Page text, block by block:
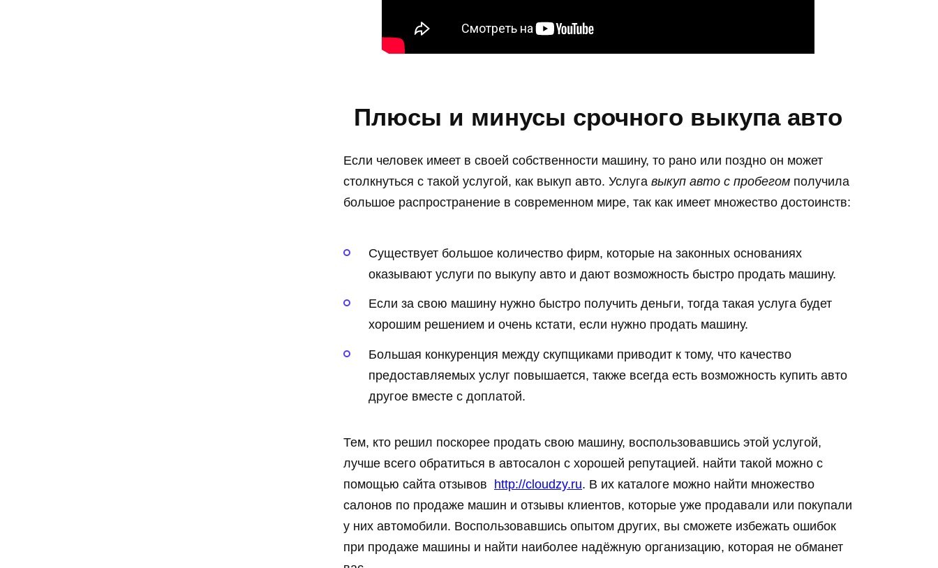
Плюсы и минусы срочного выкупа авто
Если человек имеет в своей собственности машину, то рано или поздно он может
столкнуться с такой услугой, как выкуп авто. Услуга выкуп авто с пробегом получила
большое распространение в современном мире, так как имеет множество достоинств:
Существует большое количество фирм, которые на законных основаниях
оказывают услуги по выкупу авто и дают возможность быстро продать машину.
Если за свою машину нужно быстро получить деньги, тогда такая услуга будет
хорошим решением и очень кстати, если нужно продать машину.
Большая конкуренция между скупщиками приводит к тому, что качество
предоставляемых услуг повышается, также всегда есть возможность купить авто
другое вместе с доплатой.
Тем, кто решил поскорее продать свою машину, воспользовавшись этой услугой,
лучше всего обратиться в автосалон с хорошей репутацией. найти такой можно с
помощью сайта отзывов
http://cloudzy.ru. В их каталоге можно найти множество
салонов по продаже машин и отзывы клиентов, которые уже продавали или покупали
у них автомобили. Воспользовавшись опытом других, вы сможете избежать ошибок
при продаже машины и найти наиболее надёжную организацию, которая не обманет